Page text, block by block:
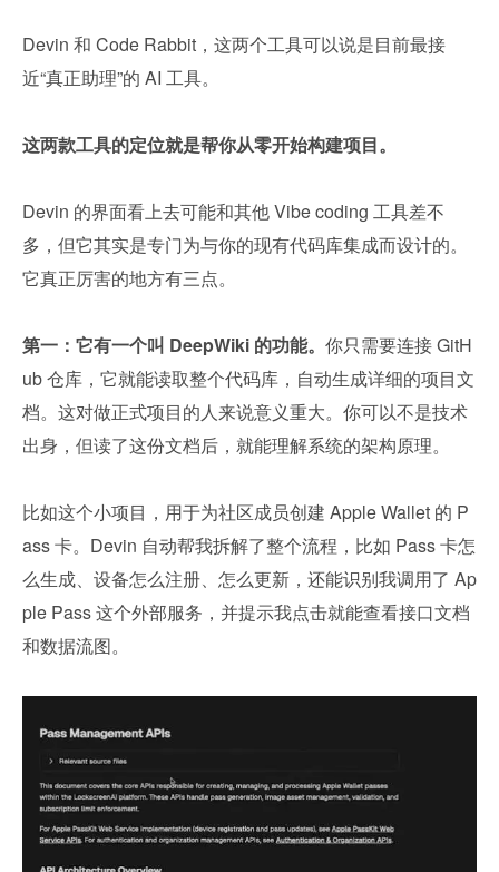
Devin 和 Code Rabbit，这两个工具可以说是目前最接
近“真正助理”的 AI 工具。
这两款工具的定位就是帮你从零开始构建项目。
Devin 的界面看上去可能和其他 Vibe coding 工具差不
多，但它其实是专门为与你的现有代码库集成而设计的。
它真正厉害的地方有三点。
第一：它有一个叫 DeepWiki 的功能。 你只需要连接 GitH
ub 仓库，它就能读取整个代码库，自动生成详细的项目文
档。这对做正式项目的人来说意义重大。你可以不是技术
出身，但读了这份文档后，就能理解系统的架构原理。
比如这个小项目，用于为社区成员创建 Apple Wallet 的 P
ass 卡。Devin 自动帮我拆解了整个流程，比如 Pass 卡怎
么生成、设备怎么注册、怎么更新，还能识别我调用了 Ap
ple Pass 这个外部服务，并提示我点击就能查看接口文档
和数据流图。